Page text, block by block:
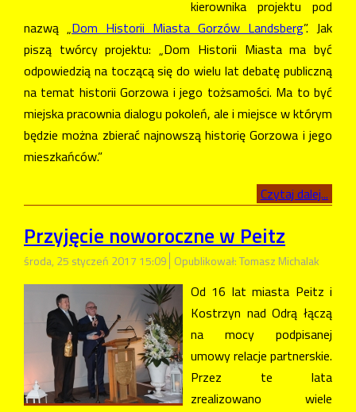
kierownika projektu pod
nazwą „Dom Historii Miasta Gorzów Landsberg”. Jak
piszą twórcy projektu: „Dom Historii Miasta ma być
odpowiedzią na toczącą się do wielu lat debatę publiczną
na temat historii Gorzowa i jego tożsamości. Ma to być
miejska pracownia dialogu pokoleń, ale i miejsce w którym
będzie można zbierać najnowszą historię Gorzowa i jego
mieszkańców.”
Czytaj dalej...
Przyjęcie noworoczne w Peitz
środa, 25 styczeń 2017 15:09 Opublikował: Tomasz Michalak
Od 16 lat miasta Peitz i
Kostrzyn nad Odrą łączą
na mocy podpisanej
umowy relacje partnerskie.
Przez te lata
zrealizowano wiele